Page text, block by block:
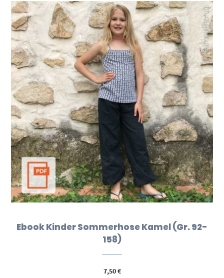
Ebook Kinder Sommerhose Kamel (Gr. 92-
158)
7,50€